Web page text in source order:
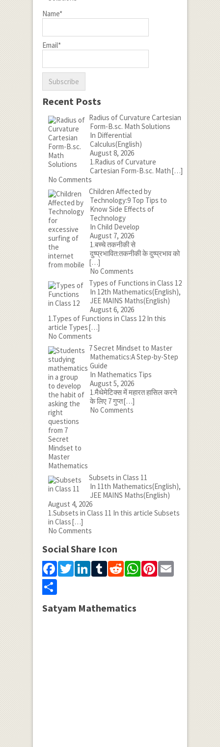
Name*
Email*
Recent Posts
Radius of Curvature Cartesian
Form-B.sc. Math Solutions
In Differential
Calculus(English)
August 8, 2026
1.Radius of Curvature
Cartesian Form-B.sc. Math[…]
No Comments
Children Affected by
Technology:9 Top Tips to
Know Side Effects of
Technology
In Child Develop
August 7, 2026
1.बच्चे तकनीकी से
दुष्प्रभावित:तकनीकी के दुष्प्रभाव को
[…]
No Comments
Types of Functions in Class 12
In 12th Mathematics(English),
JEE MAINS Maths(English)
August 6, 2026
1.Types of Functions in Class 12 In this
article Types[…]
No Comments
7 Secret Mindset to Master
Mathematics:A Step-by-Step
Guide
In Mathematics Tips
August 5, 2026
1.मैथेमेटिक्स में महारत हासिल करने
के लिए 7 गुप्त[…]
No Comments
Subsets in Class 11
In 11th Mathematics(English),
JEE MAINS Maths(English)
August 4, 2026
1.Subsets in Class 11 In this article Subsets
in Class[…]
No Comments
Social Share Icon
Facebook
Twitter
LinkedIn
Tumblr
Reddit
WhatsApp
Pinterest
Email
Share
Satyam Mathematics